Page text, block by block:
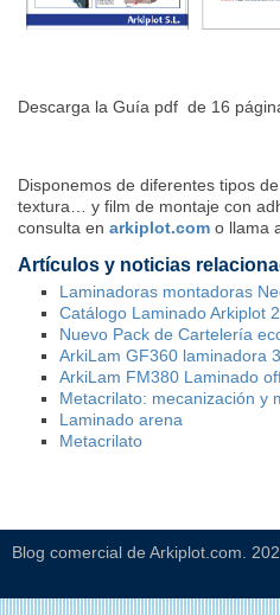
Descarga la Guía pdf de 16
Disponemos de diferentes tipos
textura… y film de montaje con
consulta en arkiplot.com o llama
Artículos y noticias
Laminadoras montadoras
Catálogo Laminado Arkiplot
Nuevo Pack de Cartelería
ArkiLam GF360 laminadora
ArkiLam FM380 Laminado
Metacrilato: mecanización y
Laminado arena
Metacrilato
Blog comercial de Arkiplot.com.